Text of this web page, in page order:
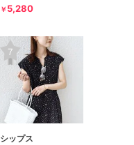
￥ 5,280
シップス